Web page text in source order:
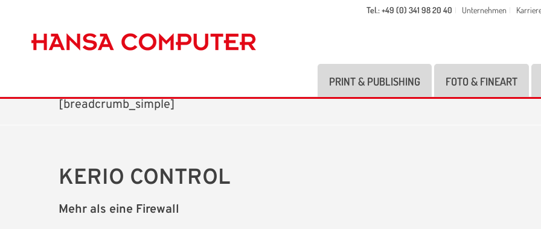
Tel.: +49 (0) 341 98 20 40 Unternehmen
PRINT & PUBLISHING FOTO & FINEART
[breadcrumb_simple]
KERIO CONTROL
Mehr als eine Firewall